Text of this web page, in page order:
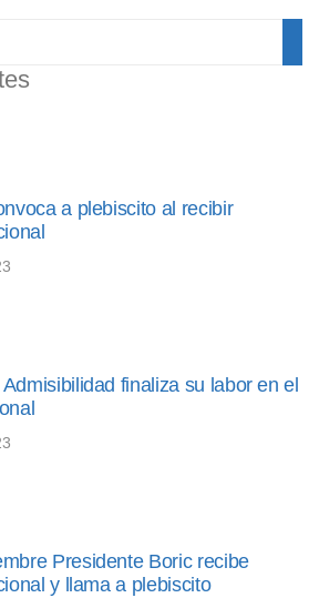
a plebiscito al recibir
finaliza su labor en el
Presidente Boric recibe
y llama a plebiscito